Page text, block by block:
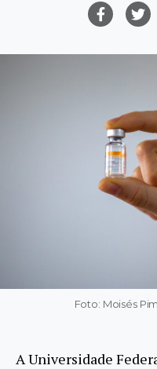
Foto: Moisés
A Universidade